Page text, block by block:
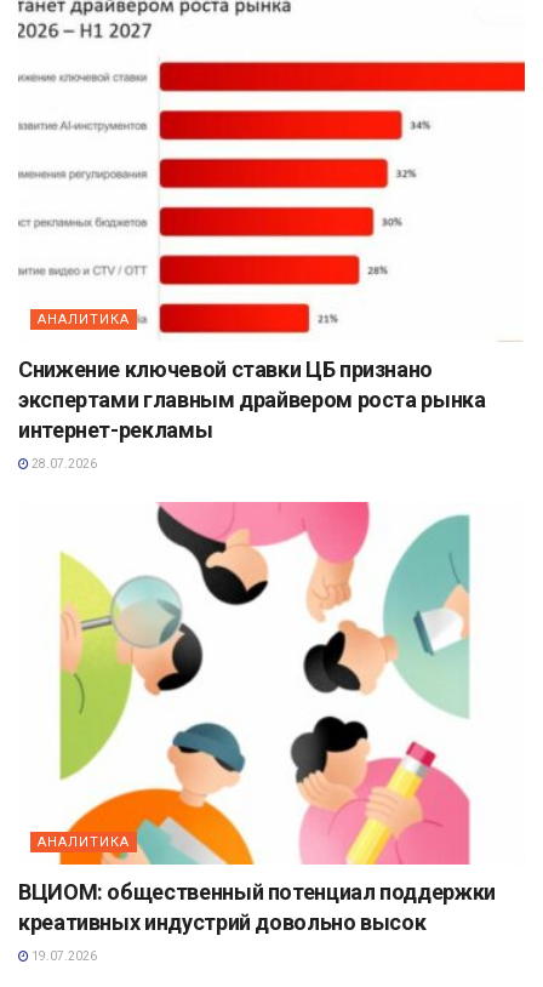
АНАЛИТИКА
Снижение ключевой ставки ЦБ признано
экспертами главным драйвером роста рынка
интернет-рекламы
28.07.2026
АНАЛИТИКА
ВЦИОМ: общественный потенциал поддержки
креативных индустрий довольно высок
19.07.2026